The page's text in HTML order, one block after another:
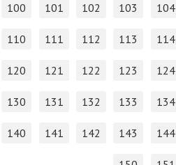
100 101 102 103 104
110 111 112 113 114
120 121 122 123 124
130 131 132 133 134
140 141 142 143 144